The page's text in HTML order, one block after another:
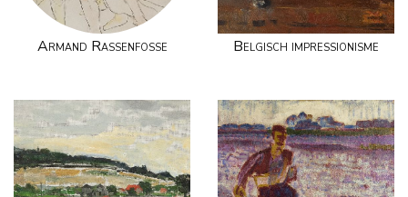
Armand Rassenfosse Belgisch impressionisme